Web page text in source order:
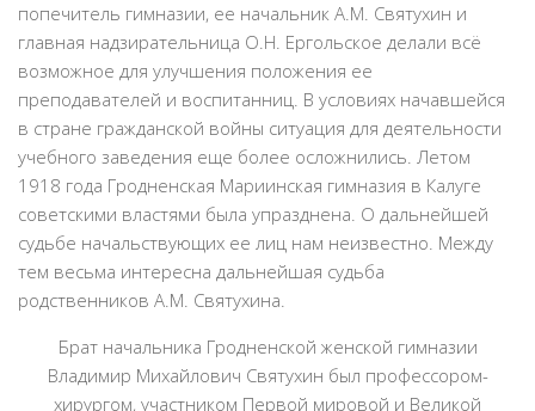
попечитель гимназии, ее начальник А.М. Святухин и
главная надзирательница О.Н. Ергольское делали всё
возможное для улучшения положения ее
преподавателей и воспитанниц. В условиях начавшейся
в стране гражданской войны ситуация для деятельности
учебного заведения еще более осложнились. Летом
1918 года Гродненская Мариинская гимназия в Калуге
советскими властями была упразднена. О дальнейшей
судьбе начальствующих ее лиц нам неизвестно. Между
тем весьма интересна дальнейшая судьба
родственников А.М. Святухина.
Брат начальника Гродненской женской гимназии
Владимир Михайлович Святухин был профессором-
хирургом, участником Первой мировой и Великой